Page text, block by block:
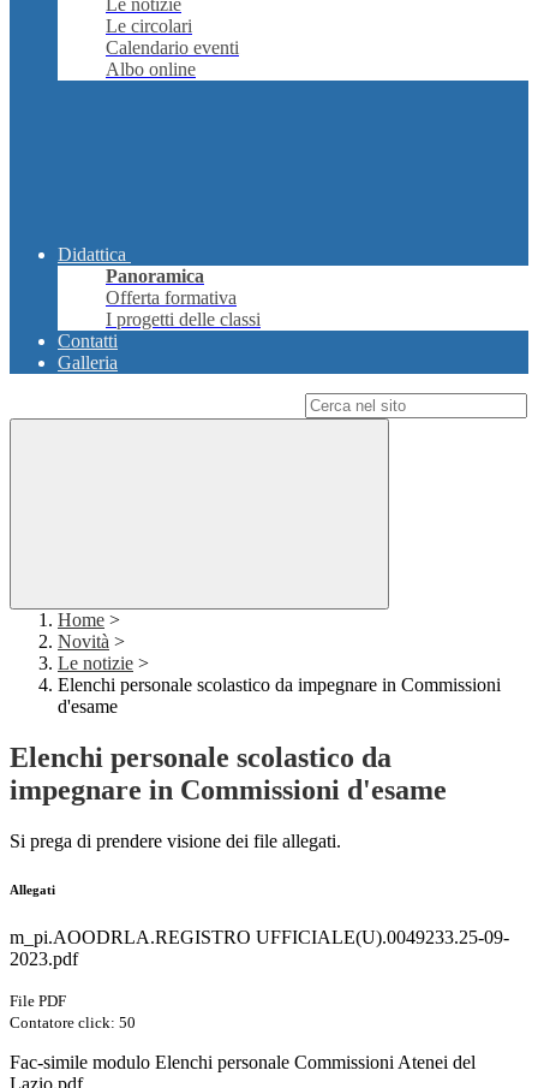
Le notizie
Le circolari
Calendario eventi
Albo online
Didattica
Panoramica
Offerta formativa
I progetti delle classi
Contatti
Galleria
Home >
Novità >
Le notizie >
Elenchi personale scolastico da impegnare in Commissioni
d'esame
Elenchi personale scolastico da
impegnare in Commissioni d'esame
Si prega di prendere visione dei file allegati.
Allegati
m_pi.AOODRLA.REGISTRO UFFICIALE(U).0049233.25-09-
2023.pdf
File PDF
Contatore click: 50
Fac-simile modulo Elenchi personale Commissioni Atenei del
Lazio.pdf